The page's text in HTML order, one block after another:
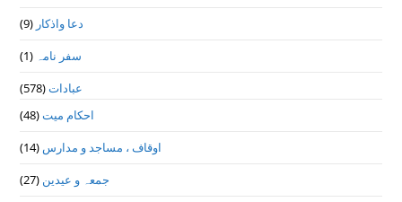
دعا واذكار (9)
سفر نامہ (1)
عبادات(578)
احکام میت(48)
اوقاف ، مساجد و مدارس (14)
جمعہ و عیدین (27)